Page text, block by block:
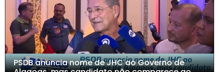
PSDB anuncia nome de JHC ao Governo de